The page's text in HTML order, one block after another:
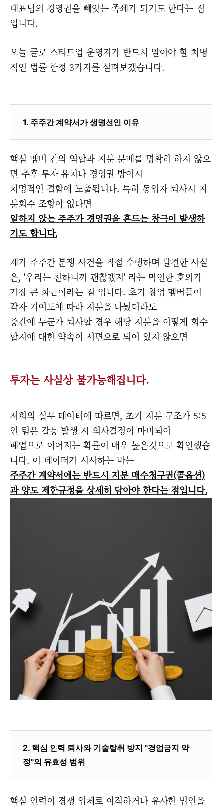
대표님의 경영권을 빼앗는 족쇄가 되기도 한다는 점
입니다.
오늘 글로 스타트업 운영자가 반드시 알아야 할 치명
적인 법률 함정 3가지를 살펴보겠습니다.
1. 주주간 계약서가 생명선인 이유
핵심 멤버 간의 역할과 지분 분배를 명확히 하지 않으
면 추후 투자 유치나 경영권 방어시
치명적인 결함에 노출됩니다. 특히 동업자 퇴사시 지
분회수 조항이 없다면
일하지 않는 주주가 경영권을 흔드는 참극이 발생하
기도 합니다.
제가 주주간 분쟁 사건을 직접 수행하며 발견한 사실
은, '우리는 친하니까 괜찮겠지' 라는 막연한 호의가
가장 큰 화근이라는 점 입니다. 초기 창업 멤버들이
각자 기여도에 따라 지분을 나눴더라도
중간에 누군가 퇴사할 경우 해당 지분을 어떻게 회수
할지에 대한 약속이 서면으로 되어 있지 않으면
투자는 사실상 불가능해집니다.
저희의 실무 데이터에 따르면, 초기 지분 구조가 5:5
인 팀은 갈등 발생 시 의사결정이 마비되어
폐업으로 이어지는 확률이 매우 높은것으로 확인했습
니다. 이 데이터가 시사하는 바는
주주간 계약서에는 반드시 지분 매수청구권(콜옵션)
과 양도 제한규정을 상세히 담아야 한다는 점입니다.
2. 핵심 인력 퇴사와 기술탈취 방지 "경업금지 약
정"의 유효성 범위
핵심 인력이 경쟁 업체로 이직하거나 유사한 법인을